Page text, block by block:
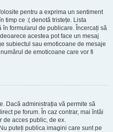
pentru a exprima un sentiment
timp ce :( denotă tristețe. Lista
formularul de publicare. Încercați să
acestea pot face un mesaj
subiectul sau emoticoane de mesaje
de emoticoane care vor fi
Dacă administrația vă permite să
pe forum. În caz contrar, mai întâi
de acces public, de ex.
puteți publica imagini care sunt pe